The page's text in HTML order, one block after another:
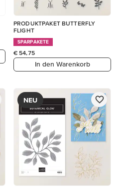
PRODUKTPAKET BUTTERFLY
FLIGHT
SPARPAKETE
€ 54,75
In den Warenkorb
NEU